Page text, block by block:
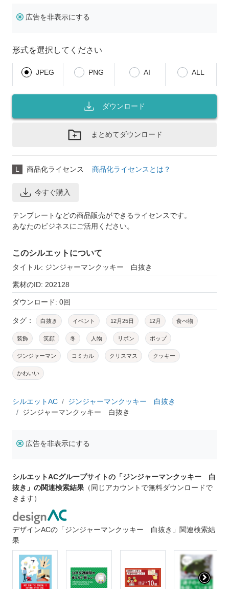
広告を非表示にする
形式を選択してください
JPEG PNG AI ALL
ダウンロード
まとめてダウンロード
L 商品化ライセンス 商品化ライセンスとは？
今すぐ購入
テンプレートなどの商品販売ができるライセンスです。
あなたのビジネスにご活用ください。
このシルエットについて
タイトル: ジンジャーマンクッキー 白抜き
素材のID: 202128
ダウンロード: 0回
タグ： 白抜き イベント 12月25日 12月 食べ物
装飾 笑顔 冬 人物 リボン ポップ
ジンジャーマン コミカル クリスマス クッキー
かわいい
シルエットAC
ジンジャーマンクッキー 白抜き
ジンジャーマンクッキー 白抜き
広告を非表示にする
シルエットACグループサイトの「ジンジャーマンクッキー 白
抜き」の関連検索結果 （同じアカウントで無料ダウンロードで
きます）
デザインACの「ジンジャーマンクッキー 白抜き」関連検索結
果